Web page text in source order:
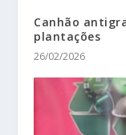
Canhão
plantações
26/02/2026